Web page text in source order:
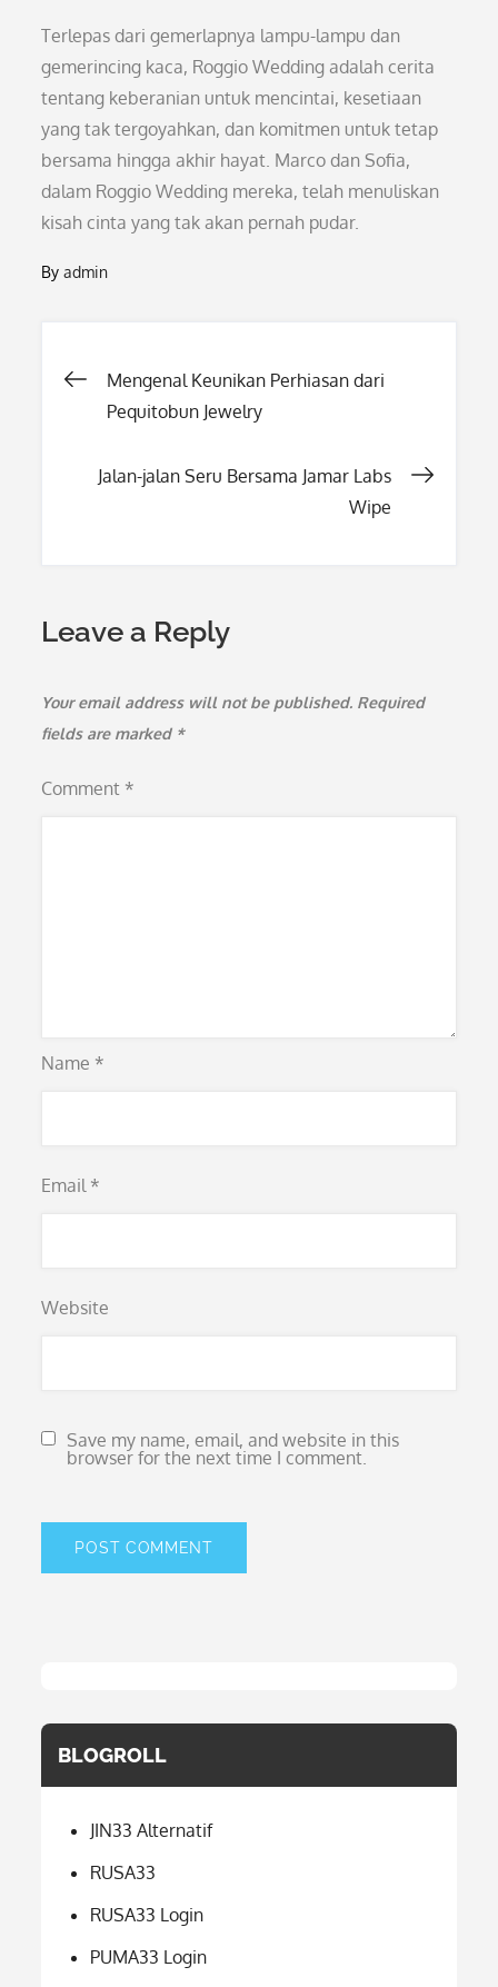
Terlepas dari gemerlapnya lampu-lampu dan
gemerincing kaca, Roggio Wedding adalah cerita
tentang keberanian untuk mencintai, kesetiaan
yang tak tergoyahkan, dan komitmen untuk tetap
bersama hingga akhir hayat. Marco dan Sofia,
dalam Roggio Wedding mereka, telah menuliskan
kisah cinta yang tak akan pernah pudar.
Byadmin
Post
Mengenal Keunikan Perhiasan dari
Pequitobun Jewelry
Jalan-jalan Seru Bersama Jamar Labs
Wipe
Leave a Reply
Your email address will not be published. Required
fields are marked *
Comment *
Name *
Email *
Website
Save my name, email, and website in this
browser for the next time I comment.
BLOGROLL
JIN33 Alternatif
RUSA33
RUSA33 Login
PUMA33 Login